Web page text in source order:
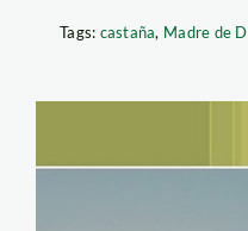
Tags: castaña, Madre de